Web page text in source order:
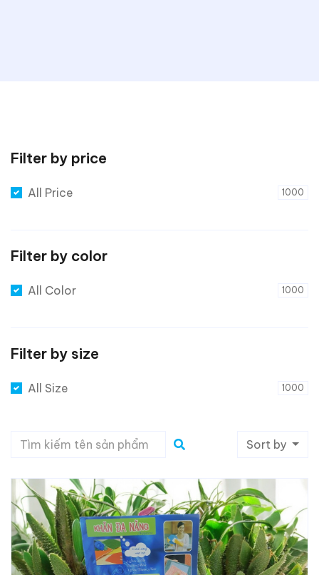
Filter by price
All Price 1000
Filter by color
All Color 1000
Filter by size
All Size 1000
Sort by